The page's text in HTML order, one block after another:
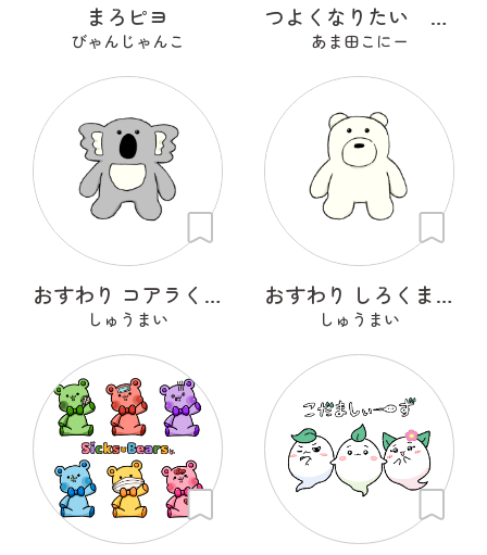
まろピヨ
びゃんじゃんこ
つよくなりたい かぶとむし
あま田こにー
おすわり コアラくん
しゅうまい
おすわり しろくまくん
しゅうまい